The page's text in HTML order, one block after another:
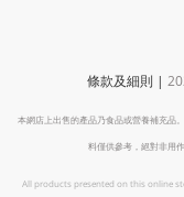
條款及細則 |
本網店上出售的產品乃食品或營養補充品
料僅供參考，絕對非用
All products presented on this online